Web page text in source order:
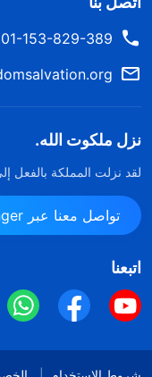
153-829-389+ 213-551-750-916+
نزل ملكوت الله.
لقد نزلت المملكة بالفعل
تواصل معنا عبر Messenger
اتبعنا